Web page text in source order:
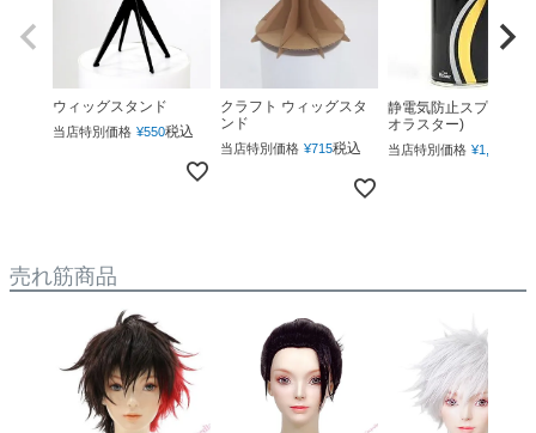
ウィッグスタンド
当店特別価格 ¥550税込
クラフト ウィッグスタ
ンド
当店特別価格 ¥715税込
静電気防止スプレー(ネ
オラスター)
当店特別価格 ¥1,760
売れ筋商品